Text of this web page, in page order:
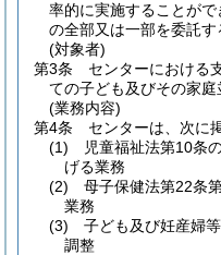
率的に実施することが
の全部又は一部を委託す
(対象者)
第3条
センターにおける
ての子ども及びその家庭
(業務内容)
第4条
センターは、次に
(1)
児童福祉法第10条
げる業務
(2)
母子保健法第22条
業務
(3)
子ども及び妊産婦
調整